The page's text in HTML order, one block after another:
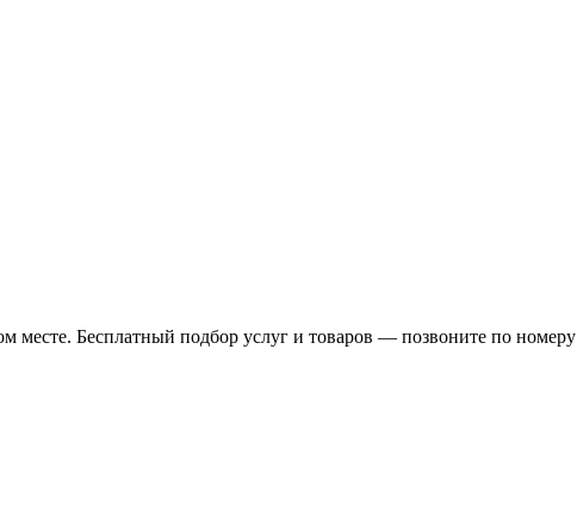
месте. Бесплатный подбор услуг и товаров — позвоните по номеру